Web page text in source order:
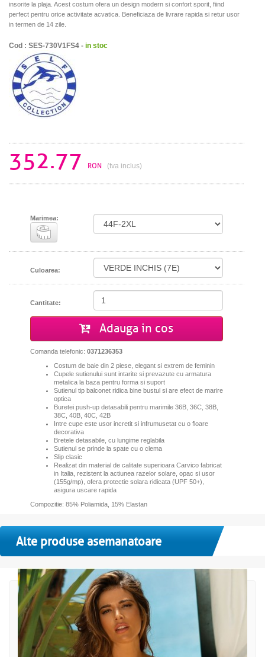
insorite la plaja. Acest costum ofera un design modern si confort sporit, fiind
perfect pentru orice activitate acvatica. Beneficiaza de livrare rapida si retur usor
in termen de 14 zile.
Cod : SES-730V1FS4 - in stoc
352.77 RON (tva inclus)
Marimea:
Culoarea:
Cantitate:
Adauga in cos
Comanda telefonic: 0371236353
Costum de baie din 2 piese, elegant si extrem de feminin
Cupele sutienului sunt intarite si prevazute cu armatura
metalica la baza pentru forma si suport
Sutienul tip balconet ridica bine bustul si are efect de marire
optica
Buretei push-up detasabili pentru marimile 36B, 36C, 38B,
38C, 40B, 40C, 42B
Intre cupe este usor incretit si infrumusetat cu o floare
decorativa
Bretele detasabile, cu lungime reglabila
Sutienul se prinde la spate cu o clema
Slip clasic
Realizat din material de calitate superioara Carvico fabricat
in Italia, rezistent la actiunea razelor solare, opac si usor
(155g/mp), ofera protectie solara ridicata (UPF 50+),
asigura uscare rapida
Compozitie: 85% Poliamida, 15% Elastan
Alte produse asemanatoare